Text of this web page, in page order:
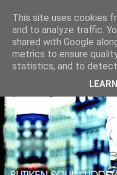
This site uses cookies
and to analyze traffic.
shared with Google
metrics to ensure
statistics, and to detect